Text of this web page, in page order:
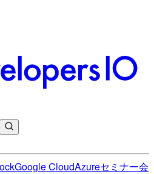
Google CloudAzureセミナー会